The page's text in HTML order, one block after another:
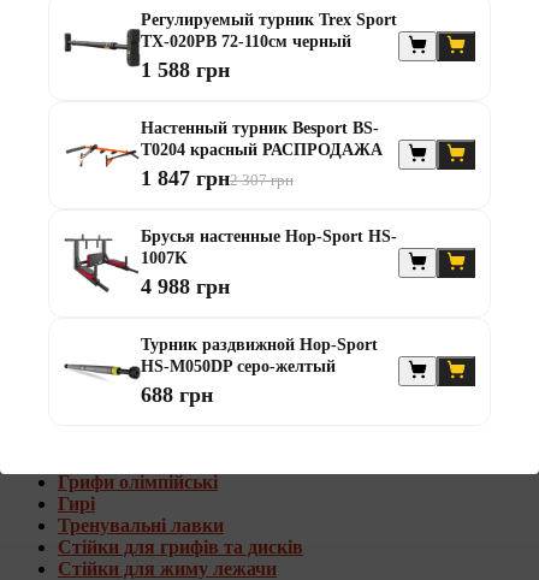
Штанги с w-образным грифом
Жилеты утяжелители
Штанги с гантелями
Диски та набори
Гантелі
Штанги
Штанги з гантелями та лавками
Грифи олімпійські
Тренувальні лавки
Стійки для грифів та дисків
Стійки для жиму лежачи
Диски та набори
Грифи олімпійські
Гирі
Тренувальні лавки
Стійки для грифів та дисків
Стійки для жиму лежачи
Регулируемый турник Trex Sport
TX-020PB 72-110см черный
1 588 грн
Настенный турник Besport BS-
T0204 красный РАСПРОДАЖА
1 847 грн2 307 грн
Брусья настенные Hop-Sport HS-
1007K
4 988 грн
Турник раздвижной Hop-Sport
HS-M050DP серо-желтый
688 грн